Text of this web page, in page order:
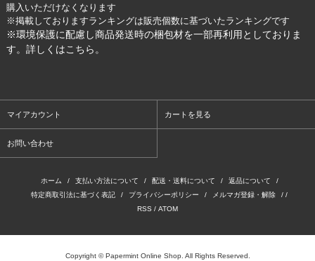
購入いただけなくなります
※掲載しておりますランキングは販売個数に基づいたランキングです
※環境保護に配慮し商品発送時の梱包材を一部再利用としておりま
す。詳しくはこちら 。
マイアカウント カートを見る
お問い合わせ
ホーム / 支払い方法について / 配送・送料について / 返品について
/
特定商取引法に基づく表記
/ プライバシーポリシー / メルマガ登録・解除
/ /
RSS / ATOM
Copyright © Papermint Online Shop. All Rights Reserved.